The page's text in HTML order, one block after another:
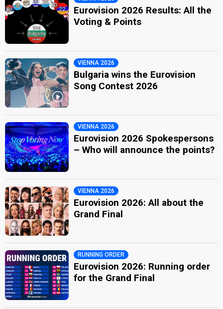
Eurovision 2026 Results: All the
Voting & Points
VIENNA 2026
Bulgaria wins the Eurovision
Song Contest 2026
VIENNA 2026
Eurovision 2026 Spokespersons
– Who will announce the points?
VIENNA 2026
Eurovision 2026: All about the
Grand Final
RUNNING ORDER
Eurovision 2026: Running order
for the Grand Final